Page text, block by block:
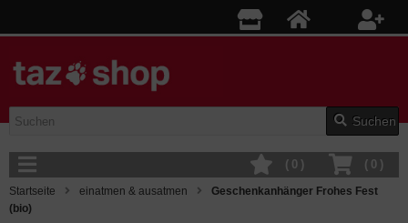
Suchen
( 0 )
( 0 )
Startseite einatmen & ausatmen
Geschenkanhänger Frohes Fest
(bio)